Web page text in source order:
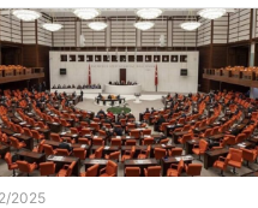
2025